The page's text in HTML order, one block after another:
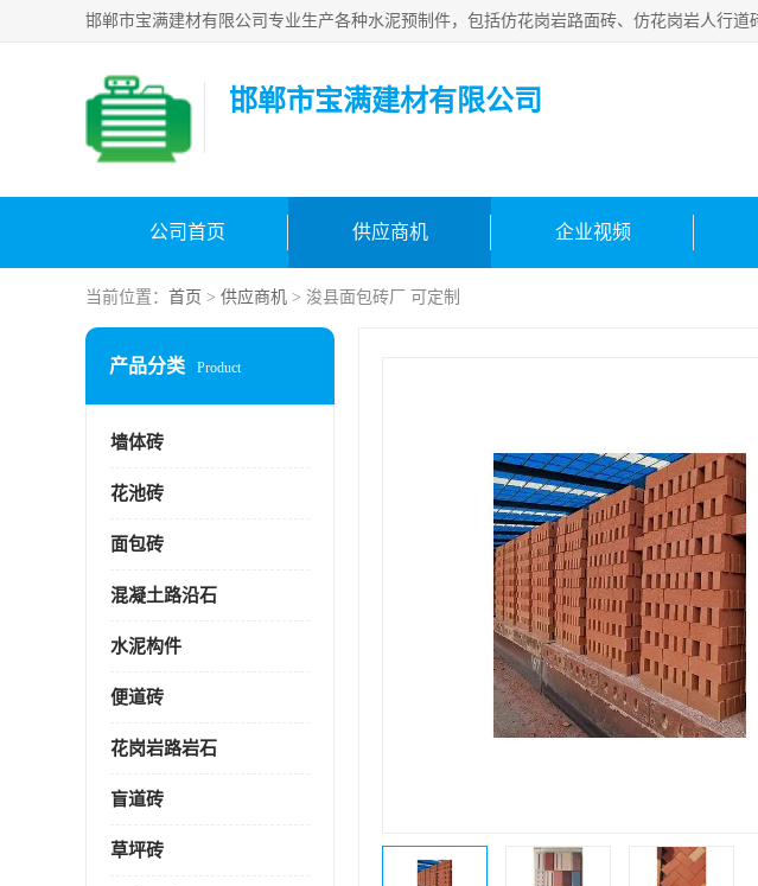
邯郸市宝满建材有限公司
公司首页 供应商机 企业视频
当前位置： 首页 > 供应商机 > 浚县面包砖厂 可定制
产品分类 Product
墙体砖
花池砖
面包砖
混凝土路沿石
水泥构件
便道砖
花岗岩路岩石
盲道砖
草坪砖